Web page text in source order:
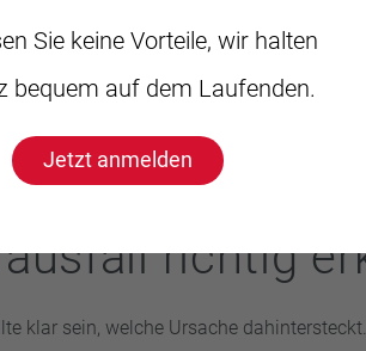
auf, eine Autoimmunerkrankung, bei
Haarwurzeln angreift.
richtig
klar sein, welche Ursache
Sie keine Vorteile, wir halten
bequem auf dem Laufenden.
Jetzt anmelden